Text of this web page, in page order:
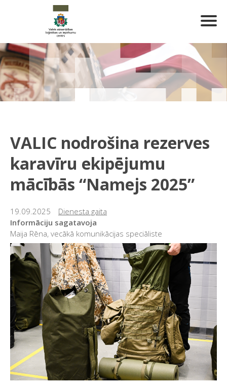
VALIC nodrošina rezerves
karavīru ekipējumu
mācībās “Namejs 2025”
19.09.2025
Dienesta gaita
Informāciju sagatavoja
Maija Rēna, vecākā komunikācijas speciāliste